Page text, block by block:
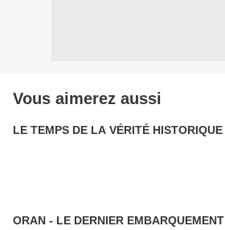
Vous aimerez aussi
LE TEMPS DE LA VÉRITÉ HISTORIQUE
ORAN - LE DERNIER EMBARQUEMENT